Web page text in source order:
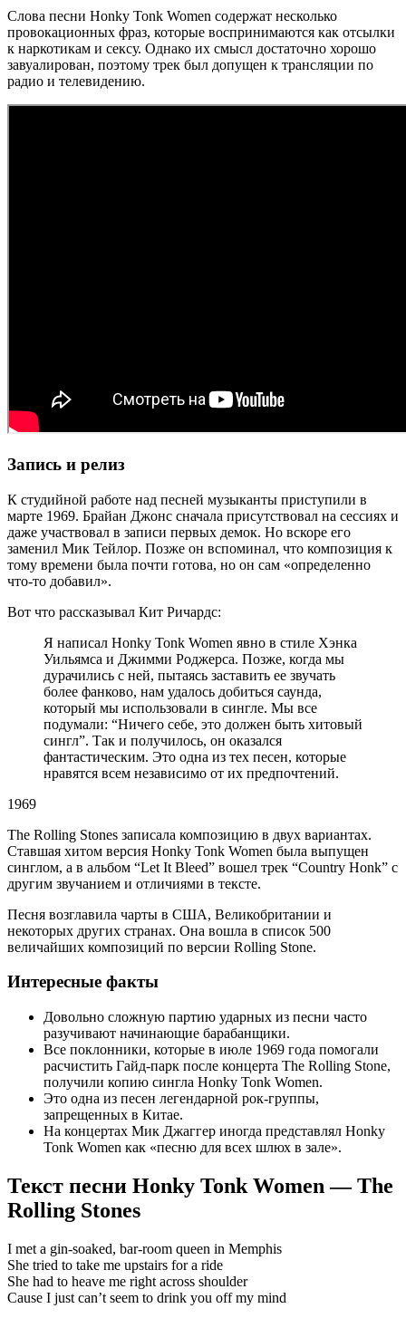
Слова песни Honky Tonk Women содержат несколько
провокационных фраз, которые воспринимаются как отсылки
к наркотикам и сексу. Однако их смысл достаточно хорошо
завуалирован, поэтому трек был допущен к трансляции по
радио и телевидению.
Запись и релиз
К студийной работе над песней музыканты приступили в
марте 1969. Брайан Джонс сначала присутствовал на сессиях и
даже участвовал в записи первых демок. Но вскоре его
заменил Мик Тейлор. Позже он вспоминал, что композиция к
тому времени была почти готова, но он сам «определенно
что-то добавил».
Вот что рассказывал Кит Ричардс:
Я написал Honky Tonk Women явно в стиле Хэнка
Уильямса и Джимми Роджерса. Позже, когда мы
дурачились с ней, пытаясь заставить ее звучать
более фанково, нам удалось добиться саунда,
который мы использовали в сингле. Мы все
подумали: “Ничего себе, это должен быть хитовый
сингл”. Так и получилось, он оказался
фантастическим. Это одна из тех песен, которые
нравятся всем независимо от их предпочтений.
1969
The Rolling Stones записала композицию в двух вариантах.
Ставшая хитом версия Honky Tonk Women была выпущен
синглом, а в альбом “Let It Bleed” вошел трек “Country Honk” с
другим звучанием и отличиями в тексте.
Песня возглавила чарты в США, Великобритании и
некоторых других странах. Она вошла в список 500
величайших композиций по версии Rolling Stone.
Интересные факты
Довольно сложную партию ударных из песни часто
разучивают начинающие барабанщики.
Все поклонники, которые в июле 1969 года помогали
расчистить Гайд-парк после концерта The Rolling Stone,
получили копию сингла Honky Tonk Women.
Это одна из песен легендарной рок-группы,
запрещенных в Китае.
На концертах Мик Джаггер иногда представлял Honky
Tonk Women как «песню для всех шлюх в зале».
Текст песни Honky Tonk Women — The
Rolling Stones
I met a gin-soaked, bar-room queen in Memphis
She tried to take me upstairs for a ride
She had to heave me right across shoulder
Cause I just can’t seem to drink you off my mind